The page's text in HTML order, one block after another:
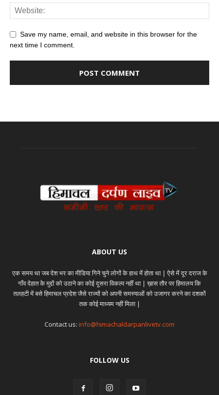
Save my name, email, and website in this browser for the
next time I comment.
ABOUT US
एक समय था जब देश भर का मीडिया गिने चुने लोगों के हाथ में होता था | ऐसे में दूर दराज के
गाँव देहात के मुद्दों को उठाने का कोई दूसरा विकल्प नहीं था | ख़ास तौर पर हिमालय कि
तलहटी में बसे हिमाचल प्रदेश जैसे राज्यों को अपनी समस्याओं को उजागर करने का दशकों
तक कोई माध्यम नहीं मिला |
Contact us: info@himachaldarpanlivetv.com
FOLLOW US